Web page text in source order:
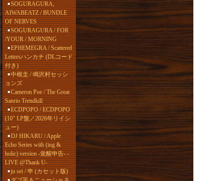
SOGURAGURA,
AIWABEATZ / BUNDLE
OF NERVES
SOGURAGURA / FOR
/YOUR / MORNING
EPHEMEGRA / Scattered
Lettersハンカチ (DLコード
付き)
中根圭 / 鳴沢村セッシ
ョンズ
Cameron Poe / The Great
Sanrio Trendkill
ECDPOPO / ECDPOPO
(10" LP盤／2026年リイシ
ュー)
DJ HIKARU / Apple
Echo Series with (ing &
holic) version -覚醒申告- -
LIVE @Thank U-
ju sei / 申 (カセット版)